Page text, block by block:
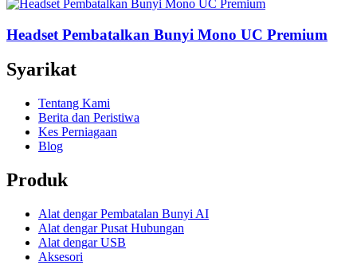
Headset Pembatalkan Bunyi Mono UC Premium
Syarikat
Tentang Kami
Berita dan Peristiwa
Kes Perniagaan
Blog
Produk
Alat dengar Pembatalan Bunyi AI
Alat dengar Pusat Hubungan
Alat dengar USB
Aksesori